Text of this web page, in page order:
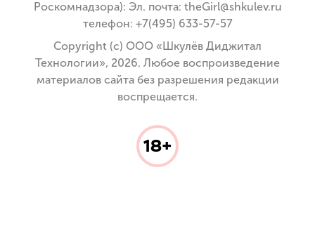
Роскомнадзора): Эл. почта: theGirl@shkulev.ru
телефон: +7(495) 633-57-57
Copyright (с) ООО «Шкулёв Диджитал
Технологии», 2026. Любое воспроизведение
материалов сайта без разрешения редакции
воспрещается.
18+